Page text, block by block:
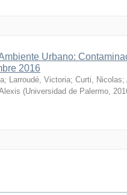
Urbano:
2016
; Larroudé, Victoria; Curti, Nicolas;
(Universidad de Palermo,